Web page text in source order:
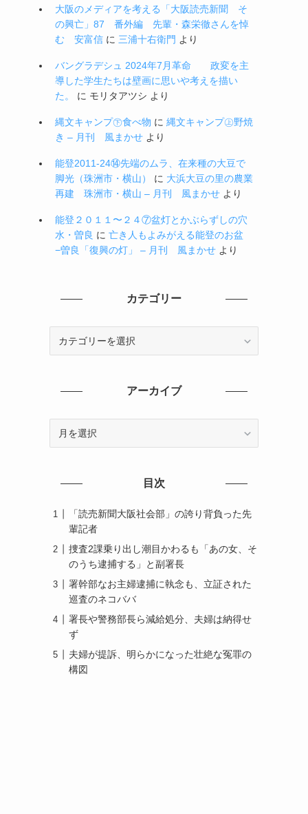
大阪のメディアを考える「大阪読売新聞 そ
の興亡」87 番外編 先輩・森栄徹さんを悼
む 安富信 に 三浦十右衛門 より
バングラデシュ 2024年7月革命 政変を主
導した学生たちは壁画に思いや考えを描い
た。
に モリタアツシ より
縄文キャンプ㊦食べ物 に 縄文キャンプ㊤野焼
き – 月刊 風まかせ より
能登2011-24⑭先端のムラ、在来種の大豆で
脚光（珠洲市・横山）
に 大浜大豆の里の農業
再建 珠洲市・横山 – 月刊 風まかせ より
能登２０１１〜２４⑦盆灯とかぶらずしの穴
水・曽良 に 亡き人もよみがえる能登のお盆
−曽良「復興の灯」 – 月刊 風まかせ より
カテゴリー
アーカイブ
目次
「読売新聞大阪社会部」の誇り背負った先
輩記者
捜査2課乗り出し潮目かわるも「あの女、そ
のうち逮捕する」と副署長
署幹部なお主婦逮捕に執念も、立証された
巡査のネコババ
署長や警務部長ら減給処分、夫婦は納得せ
ず
夫婦が提訴、明らかになった壮絶な冤罪の
構図